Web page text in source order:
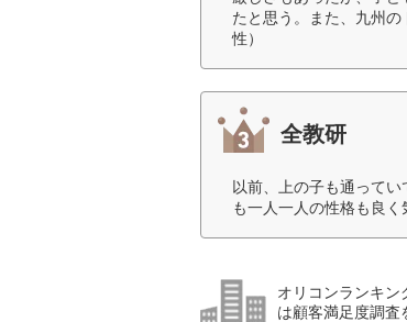
たと思う。また、九州
性）
全教研
以前、上の子も通って
も一人一人の性格も良く
オリコンランキン
は顧客満足度調査